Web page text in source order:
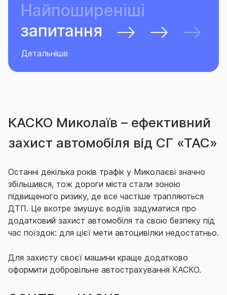
Найпоширеніші
запитання
Детальніше
КАСКО Миколаїв – ефективний
захист автомобіля від СГ «ТАС»
Останні декілька років трафік у Миколаєві значно
збільшився, тож дороги міста стали зоною
підвищеного ризику, де все частіше трапляються
ДТП. Це вкотре змушує водіїв задуматися про
додатковий захист автомобіля та свою безпеку під
час поїздок: для цієї мети автоцивілки недостатньо.
Для захисту своєї машини краще додатково
оформити добровільне автострахування КАСКО.